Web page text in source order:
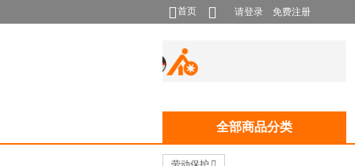
首页 请登录 免费注册
全部商品分类